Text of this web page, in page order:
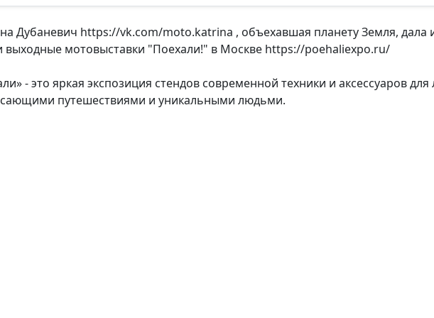
Дубаневич https://vk.com/moto.katrina , объехавшая планету Земля, дала
выходные мотовыставки "Поехали!" в Москве https://poehaliexpo.ru/
- это яркая экспозиция стендов современной техники и аксессуаров
путешествиями и уникальными людьми.